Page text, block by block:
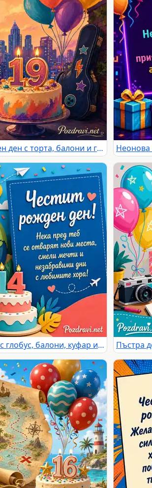
Цветна картичка за 19-ти рожден ден с торта, балони и градски залез
Детска картичка за рожден ден с глобус, балони, куфар и торта 14